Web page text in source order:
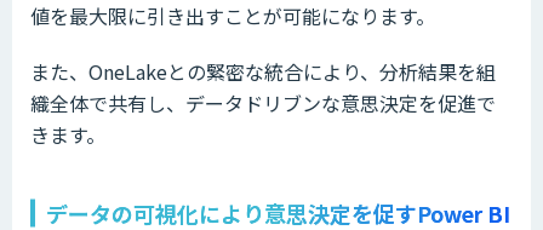
値を最大限に引き出すことが可能になります。
また、OneLakeとの緊密な統合により、分析結果を組
織全体で共有し、データドリブンな意思決定を促進で
きます。
データの可視化により意思決定を促すPower BI